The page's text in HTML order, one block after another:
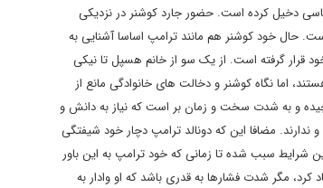
دخیل کرده است. حضور جارد کوشنر در نزدیکی
حال خود کوشنر هم مانند ترامپ اساسا آشنایی به
قرار گرفته است. از یک سو از خانم هسپل تا نیکی
اما نگاه کوشنر و دخالت های خانوادگی مانع از
و به شدت سخت و زمان بر است که نیاز به دانش و
مضافا این که دونالد ترامپ دچار خود شیفتگی
شرایط سبب شده تا زمانی که خود ترامپ به این باور
مگر شدت فشارها به قدری باشد که او وادار به